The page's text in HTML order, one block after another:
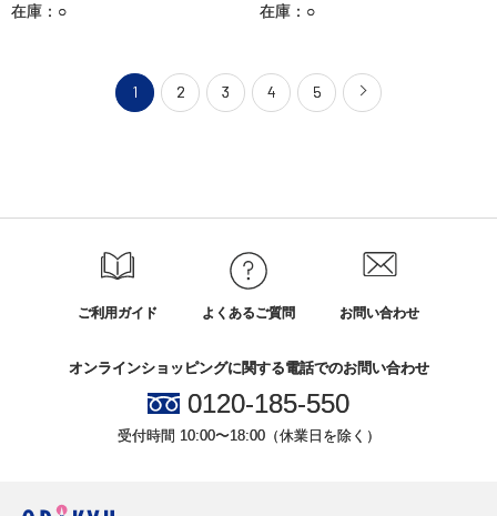
在庫：○ 在庫：○
1 2 3 4 5
ご利用ガイド よくあるご質問 お問い合わせ
オンラインショッピングに関する電話でのお問い合わせ
0120-185-550
受付時間 10:00〜18:00（休業日を除く）